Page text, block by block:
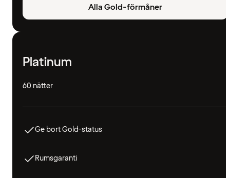
Alla Gold-förmåner
Platinum
60 nätter
Ge bort Gold-status
Rumsgaranti